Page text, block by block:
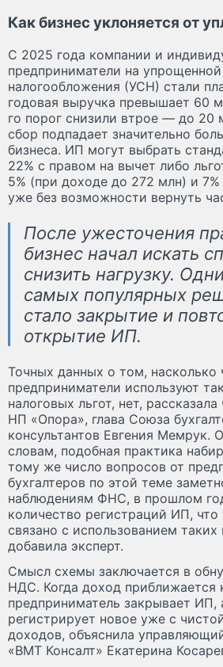
Как бизнес уклоняется от
С 2025 года компании и
предприниматели на
налогообложения (УСН) стали
годовая выручка превышает 60
го порог снизили втрое — до 20
сбор подпадает значительно
бизнеса. ИП могут выбрать
22% с правом на вычет либо
5% (при доходе до 272 млн) и
уже без возможности вернуть
После ужесточения
бизнес начал искать
снизить нагрузку.
самых популярных
стало закрытие и
открытие ИП.
Точных данных о том, насколько
предприниматели используют
налоговых льгот, нет,
НП «Опора», глава Союза
консультантов Евгения Мемрук.
словам, подобная практика
тому же число вопросов от
бухгалтеров по этой теме
наблюдениям ФНС, в прошлом
количество регистраций ИП,
связано с использованием
добавила эксперт.
Смысл схемы заключается в
НДС. Когда доход приближается
предприниматель закрывает ИП,
регистрирует новое уже с
доходов, объяснила
«ВМТ Консалт» Екатерина